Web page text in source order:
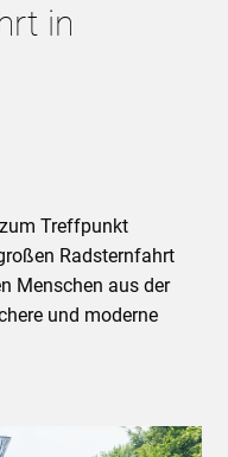
in
Treffpunkt
Radsternfahrt
Menschen aus der
und moderne